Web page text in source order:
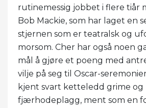
rutinemessig jobbet i flere tiår
Bob Mackie, som har laget en
stjernen som er teatralsk og
morsom. Cher har også noen
mål å gjøre et poeng med
vilje på seg til Oscar-
kjent svart ketteledd grime
fjærhodeplagg, ment som en